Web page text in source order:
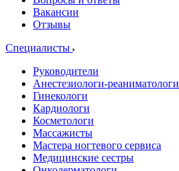
Вакансии
Отзывы
Специалисты
Руководители
Анестезиологи-реаниматологи
Гинекологи
Кардиологи
Косметологи
Массажисты
Мастера ногтевого сервиса
Медицинские сестры